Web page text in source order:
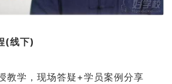
(线下)
教学，现场答疑+学员案例分享